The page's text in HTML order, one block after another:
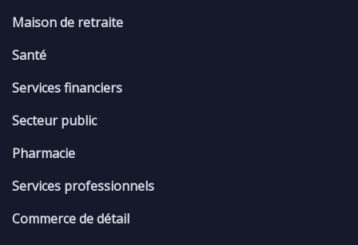
Maison de retraite
Santé
Services financiers
Secteur public
Pharmacie
Services professionnels
Commerce de détail